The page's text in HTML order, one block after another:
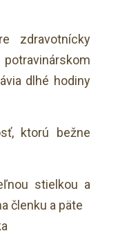
zdravotnícky
dlhé hodiny
ktorú bežne
stielkou a
členku a päte